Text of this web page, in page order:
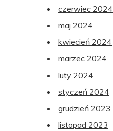
czerwiec 2024
maj 2024
kwiecień 2024
marzec 2024
luty 2024
styczeń 2024
grudzień 2023
listopad 2023